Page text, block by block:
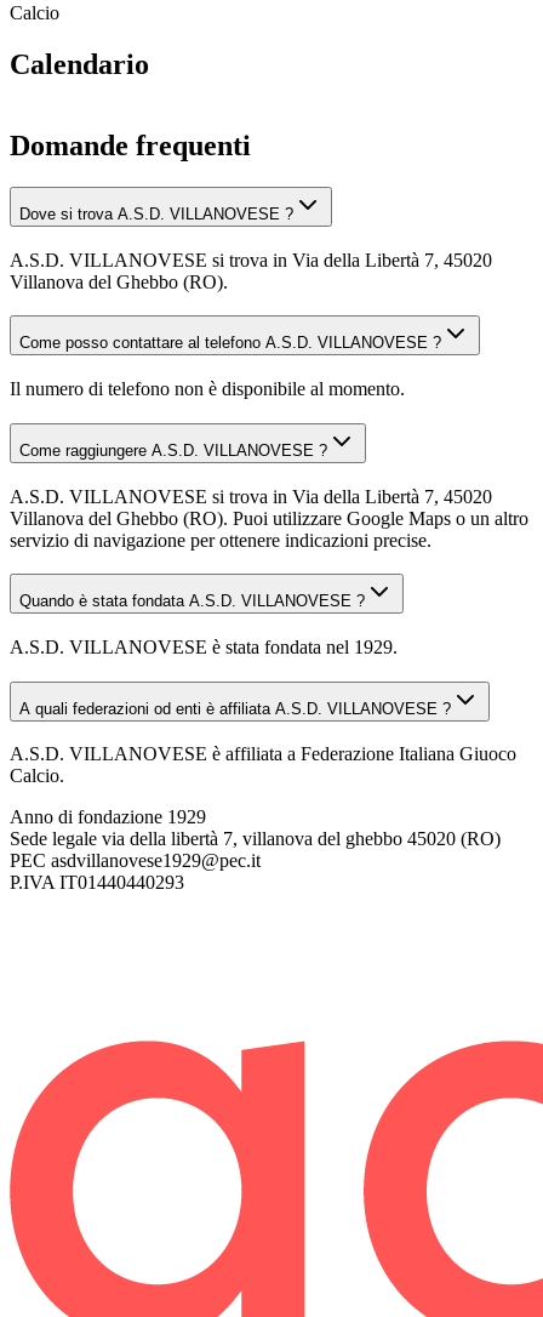
Calcio
Calendario
Domande frequenti
Dove si trova A.S.D. VILLANOVESE ?
A.S.D. VILLANOVESE si trova in Via della Libertà 7, 45020
Villanova del Ghebbo (RO).
Come posso contattare al telefono A.S.D. VILLANOVESE ?
Il numero di telefono non è disponibile al momento.
Come raggiungere A.S.D. VILLANOVESE ?
A.S.D. VILLANOVESE si trova in Via della Libertà 7, 45020
Villanova del Ghebbo (RO). Puoi utilizzare Google Maps o un altro
servizio di navigazione per ottenere indicazioni precise.
Quando è stata fondata A.S.D. VILLANOVESE ?
A.S.D. VILLANOVESE è stata fondata nel 1929.
A quali federazioni od enti è affiliata A.S.D. VILLANOVESE ?
A.S.D. VILLANOVESE è affiliata a Federazione Italiana Giuoco
Calcio.
Anno di fondazione 1929
Sede legale via della libertà 7, villanova del ghebbo 45020 (RO)
PEC asdvillanovese1929@pec.it
P.IVA IT01440440293